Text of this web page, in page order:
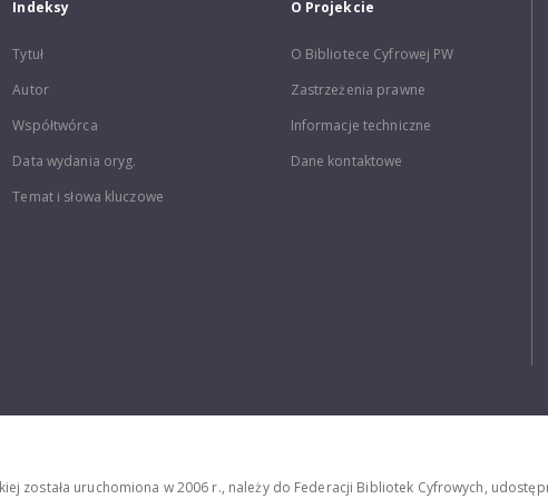
Indeksy
Tytuł
Autor
Współtwórca
Data wydania oryg.
Temat i słowa kluczowe
O Projekcie
O Bibliotece Cyfrowej PW
Zastrzeżenia prawne
Informacje techniczne
Dane kontaktowe
została uruchomiona w 2006 r., należy do Federacji Bibliotek Cyfrowych,